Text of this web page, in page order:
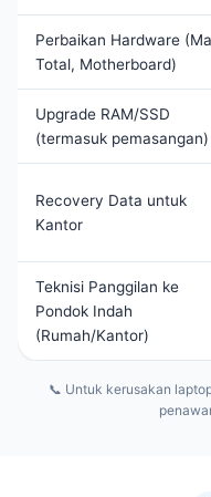
Perbaikan Hardware
Total, Motherboard)
Upgrade RAM/SSD
(termasuk pemasangan)
Recovery Data untuk
Kantor
Teknisi Panggilan ke
Pondok Indah
(Rumah/Kantor)
📞 Untuk kerusakan